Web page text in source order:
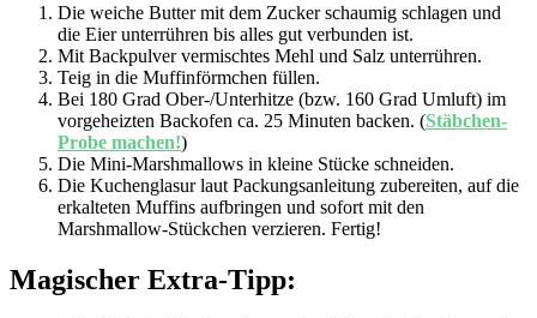
Die weiche Butter mit dem Zucker schaumig schlagen und
die Eier unterrühren bis alles gut verbunden ist.
Mit Backpulver vermischtes Mehl und Salz unterrühren.
Teig in die Muffinförmchen füllen.
Bei 180 Grad Ober-/Unterhitze (bzw. 160 Grad Umluft) im
vorgeheizten Backofen ca. 25 Minuten backen. (Stäbchen-
Probe machen!)
Die Mini-Marshmallows in kleine Stücke schneiden.
Die Kuchenglasur laut Packungsanleitung zubereiten, auf die
erkalteten Muffins aufbringen und sofort mit den
Marshmallow-Stückchen verzieren. Fertig!
Magischer Extra-Tipp: